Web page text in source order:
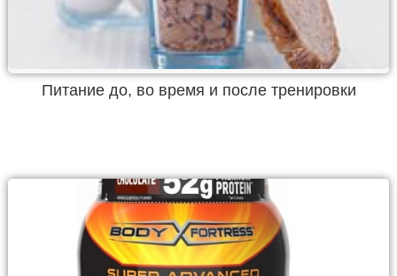
Питание до, во время и после тренировки